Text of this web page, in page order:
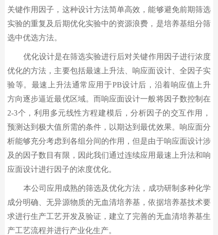
关键作用因子，这种设计方法简单高效，能够避免前期筛选
实验的重复及后期优化实验中的资源浪费，是培养基组分筛
选中优选方法。
优化设计是在筛选实验进行后对关键作用因子进行浓度
优化的方法，主要包括最速上升法、响应面设计、全因子实
验等。最速上升法通常应用于PB设计后，沿着响应值上升
方向逐步逼近最优区域。而响应面设计一般将因子数控制在
2-3个，利用多元线性方程建模后，分析因子的交互作用，
预测达到极大值所需的条件，以期达到最优效果。响应面分
析能够充分考虑到各组分间的作用，但是由于响应面设计涉
及的因子数目有限，因此我们通过连续应用最速上升法和响
应面设计进行因子的浓度优化。
本公司应用成熟的筛选及优化方法，成功研制多种化学
成分明确、无异源物质的无血清培养基，依据培养基技术要
求进行生产工艺开发及验证，建立了完善的无血清培养基生
产工艺流程并进行产业化生产。